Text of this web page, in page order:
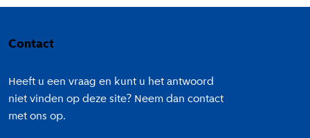
Contact
Heeft u een vraag en kunt u het antwoord
niet vinden op deze site? Neem dan contact
met ons op.